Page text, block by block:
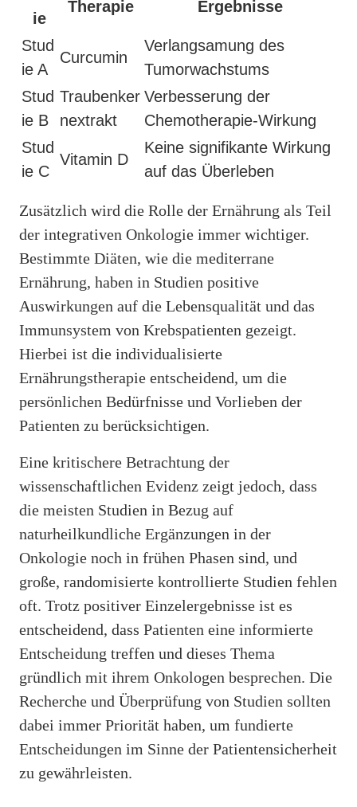
ie
Therapie Ergebnisse
Stud
ie A
Curcumin
Verlangsamung des
Tumorwachstums
Stud
ie B
Traubenker
nextrakt
Verbesserung der
Chemotherapie-Wirkung
Stud
ie C
Vitamin D
Keine signifikante Wirkung
auf das Überleben
Zusätzlich wird die Rolle der Ernährung als Teil
der integrativen Onkologie immer wichtiger.
Bestimmte Diäten, wie die mediterrane
Ernährung, haben in Studien positive
Auswirkungen auf die Lebensqualität und das
Immunsystem von Krebspatienten gezeigt.
Hierbei ist die individualisierte
Ernährungstherapie entscheidend, um die
persönlichen Bedürfnisse und Vorlieben der
Patienten zu berücksichtigen.
Eine kritischere Betrachtung der
wissenschaftlichen Evidenz zeigt jedoch, dass
die meisten Studien in Bezug auf
naturheilkundliche Ergänzungen in der
Onkologie noch in frühen Phasen sind, und
große, randomisierte kontrollierte Studien fehlen
oft. Trotz positiver Einzelergebnisse ist es
entscheidend, dass Patienten eine informierte
Entscheidung treffen und dieses Thema
gründlich mit ihrem Onkologen besprechen. Die
Recherche und Überprüfung von Studien sollten
dabei immer Priorität haben, um fundierte
Entscheidungen im Sinne der Patientensicherheit
zu gewährleisten.